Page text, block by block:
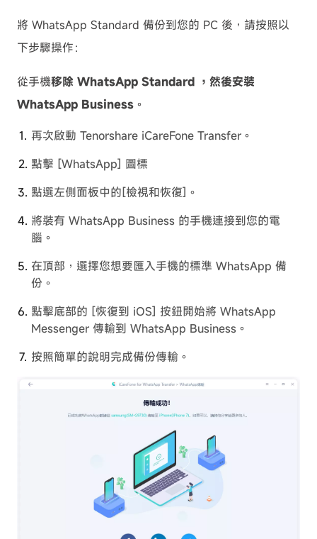
將 WhatsApp Standard 備份到您的 PC 後，請按照以
下步驟操作：
從手機移除 WhatsApp Standard ，然後安裝
WhatsApp Business 。
再次啟動 Tenorshare iCareFone Transfer。
點擊 [WhatsApp] 圖標
點選左側面板中的[檢視和恢復]。
將裝有 WhatsApp Business 的手機連接到您的電
腦。
在頂部，選擇您想要匯入手機的標準 WhatsApp 備
份。
點擊底部的 [恢復到 iOS] 按鈕開始將 WhatsApp
Messenger 傳輸到 WhatsApp Business。
按照簡單的說明完成備份傳輸。